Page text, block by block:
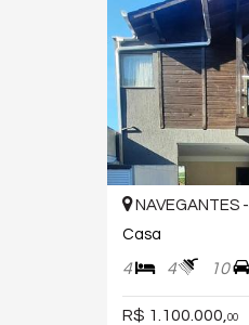
NAVEGANTES -
Casa
4 4 10
R$ 1.100.000, 00